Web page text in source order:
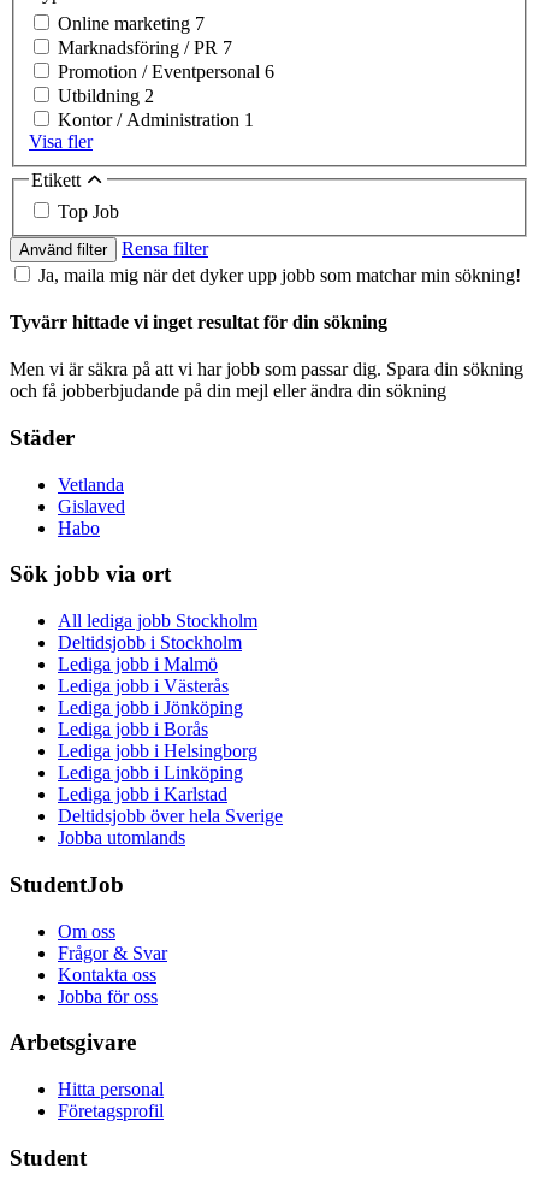
Online marketing 7
Marknadsföring / PR 7
Promotion / Eventpersonal 6
Utbildning 2
Kontor / Administration 1
Visa fler
Etikett
Top Job
Använd filter
Rensa filter
Ja, maila mig när det dyker upp jobb som matchar min sökning!
Tyvärr hittade vi inget resultat för din sökning
Men vi är säkra på att vi har jobb som passar dig. Spara din sökning
och få jobberbjudande på din mejl eller ändra din sökning
Städer
Vetlanda
Gislaved
Habo
Sök jobb via ort
All lediga jobb Stockholm
Deltidsjobb i Stockholm
Lediga jobb i Malmö
Lediga jobb i Västerås
Lediga jobb i Jönköping
Lediga jobb i Borås
Lediga jobb i Helsingborg
Lediga jobb i Linköping
Lediga jobb i Karlstad
Deltidsjobb över hela Sverige
Jobba utomlands
StudentJob
Om oss
Frågor & Svar
Kontakta oss
Jobba för oss
Arbetsgivare
Hitta personal
Företagsprofil
Student